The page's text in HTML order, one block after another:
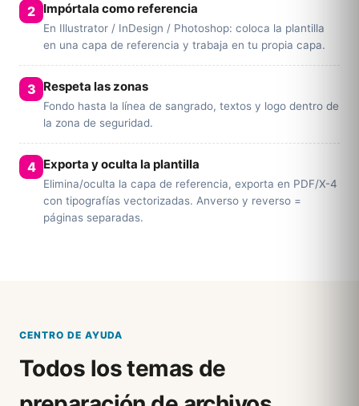
Impórtala como referencia
En Illustrator / InDesign / Photoshop: coloca la plantilla
en una capa de referencia y trabaja en tu propia capa.
Respeta las zonas
Fondo hasta la línea de sangrado, textos y logo dentro de
la zona de seguridad.
Exporta y oculta la plantilla
Elimina/oculta la capa de referencia, exporta en PDF/X-4
con tipografías vectorizadas. Anverso y reverso =
páginas separadas.
CENTRO DE AYUDA
Todos los temas de